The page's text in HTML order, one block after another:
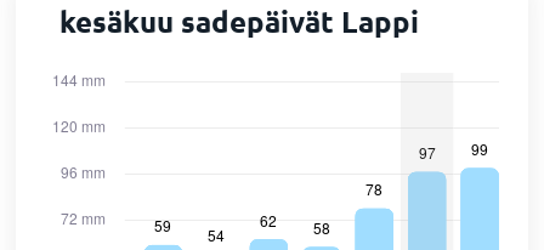
kesäkuu sadepäivät Lappi